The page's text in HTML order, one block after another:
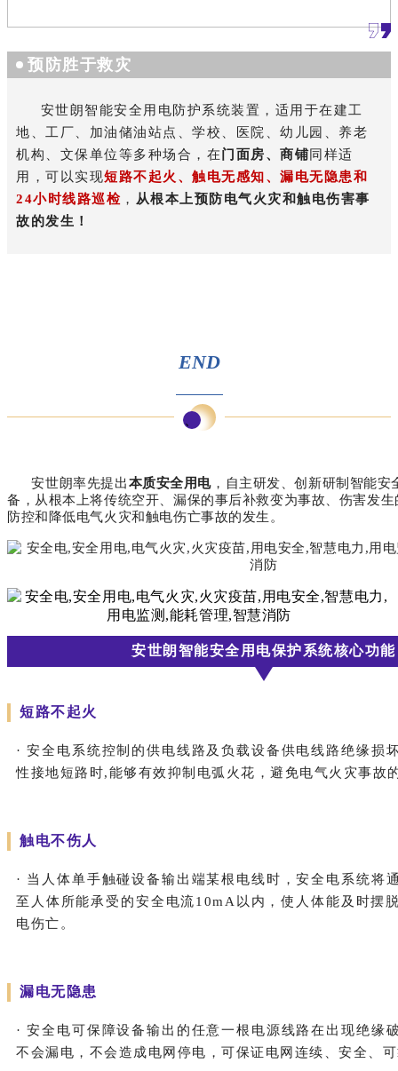
预防胜于救灾
安世朗智能安全用电防护系统装置，适用于在建工
地、工厂、加油储油站点、学校、医院、幼儿园、养老
机构、文保单位等多种场合，在门面房、 商铺同样适
用，可以实现短路不起火、触电无感知、漏电无隐患和
24小时线路巡检 ， 从根本上预防电气火灾和触电伤害事
故的发生！
END
、
安世朗率先提出本质安全用电，自主研发、创新研制智能安
备，从根本上将传统空开、漏保的事后补救变为事故、伤害发生
防控和降低电气火灾和触电伤亡事故的发生。
安世朗智能安全用电保护系统核心功能
短路不起火
· 安全电系统控制的供电线路及负载设备供电线路绝缘损
性接地短路时,能够有效抑制电弧火花，避免电气火灾事故
触电不伤人
· 当人体单手触碰设备输出端某根电线时，安全电系统将
至人体所能承受的安全电流10mA以内，使人体能及时摆
电伤亡。
漏电无隐患
· 安全电可保障设备输出的任意一根电源线路在出现绝缘
不会漏电，不会造成电网停电，可保证电网连续、安全、